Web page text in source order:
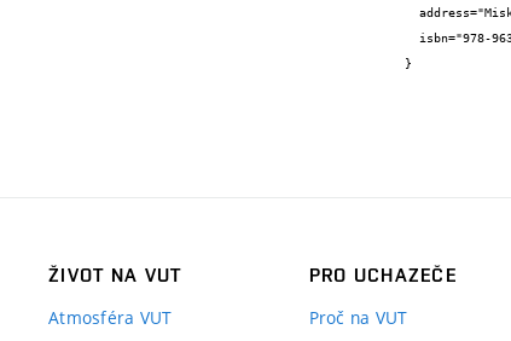
}
ŽIVOT NA VUT
Atmosféra VUT
PRO UCHAZEČE
Proč na VUT